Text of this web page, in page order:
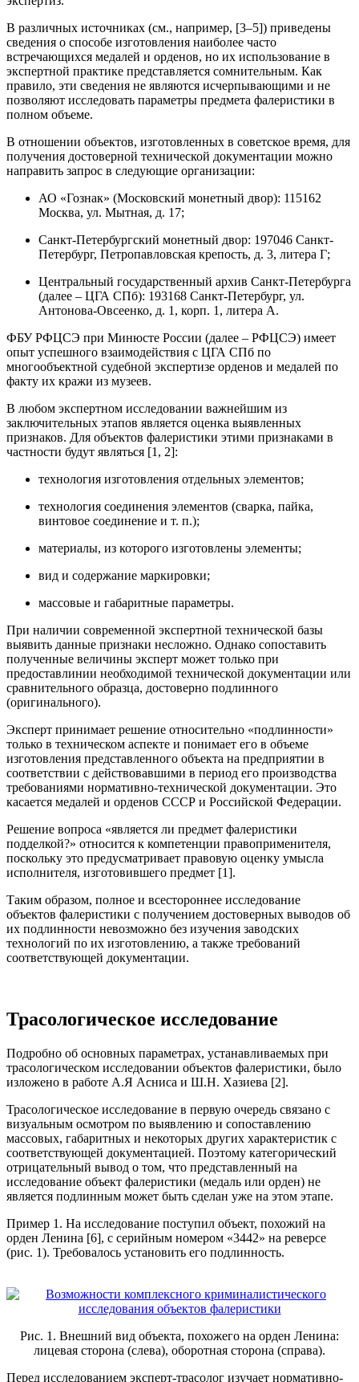
В различных источниках (см., например, [3–5]) приведены
сведения о способе изготовления наиболее часто
встречающихся медалей и орденов, но их использование в
экспертной практике представляется сомнительным. Как
правило, эти сведения не являются исчерпывающими и не
позволяют исследовать параметры предмета фалеристики в
полном объеме.
В отношении объектов, изготовленных в советское время, для
получения достоверной технической документации можно
направить запрос в следующие организации:
АО «Гознак» (Московский монетный двор): 115162
Москва, ул. Мытная, д. 17;
Санкт-Петербургский монетный двор: 197046 Санкт-
Петербург, Петропавловская крепость, д. 3, литера Г;
Центральный государственный архив Санкт-Петербурга
(далее – ЦГА СПб): 193168 Санкт-Петербург, ул.
Антонова-Овсеенко, д. 1, корп. 1, литера А.
ФБУ РФЦСЭ при Минюсте России (далее – РФЦСЭ) имеет
опыт успешного взаимодействия с ЦГА СПб по
многообъектной судебной экспертизе орденов и медалей по
факту их кражи из музеев.
В любом экспертном исследовании важнейшим из
заключительных этапов является оценка выявленных
признаков. Для объектов фалеристики этими признаками в
частности будут являться [1, 2]:
технология изготовления отдельных элементов;
технология соединения элементов (сварка, пайка,
винтовое соединение и т. п.);
материалы, из которого изготовлены элементы;
вид и содержание маркировки;
массовые и габаритные параметры.
При наличии современной экспертной технической базы
выявить данные признаки несложно. Однако сопоставить
полученные величины эксперт может только при
предоставлинии необходимой технической документации или
сравнительного образца, достоверно подлинного
(оригинального).
Эксперт принимает решение относительно «подлинности»
только в техническом аспекте и понимает его в объеме
изготовления представленного объекта на предприятии в
соответствии с действовавшими в период его производства
требованиями нормативно-технической документации. Это
касается медалей и орденов СССР и Российской Федерации.
Решение вопроса «является ли предмет фалеристики
подделкой?» относится к компетенции правоприменителя,
поскольку это предусматривает правовую оценку умысла
исполнителя, изготовившего предмет [1].
Таким образом, полное и всестороннее исследование
объектов фалеристики с получением достоверных выводов об
их подлинности невозможно без изучения заводских
технологий по их изготовлению, а также требований
соответствующей документации.
Трасологическое исследование
Подробно об основных параметрах, устанавливаемых при
трасологическом исследовании объектов фалеристики, было
изложено в работе А.Я Асниса и Ш.Н. Хазиева [2].
Трасологическое исследование в первую очередь связано с
визуальным осмотром по выявлению и сопоставлению
массовых, габаритных и некоторых других характеристик с
соответствующей документацией. Поэтому категорический
отрицательный вывод о том, что представленный на
исследование объект фалеристики (медаль или орден) не
является подлинным может быть сделан уже на этом этапе.
Пример 1. На исследование поступил объект, похожий на
орден Ленина [6], с серийным номером «3442» на реверсе
(рис. 1). Требовалось установить его подлинность.
Рис. 1. Внешний вид объекта, похожего на орден Ленина:
лицевая сторона (слева), оборотная сторона (справа).
Перед исследованием эксперт-трасолог изучает нормативно-